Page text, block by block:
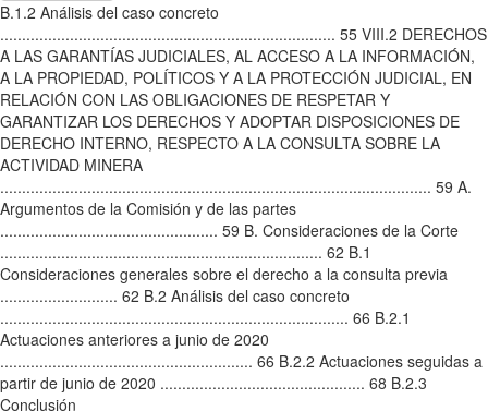
B.1.2 Análisis del caso concreto
............................................................................. 55 VIII.2 DERECHOS
A LAS GARANTÍAS JUDICIALES, AL ACCESO A LA INFORMACIÓN,
A LA PROPIEDAD, POLÍTICOS Y A LA PROTECCIÓN JUDICIAL, EN
RELACIÓN CON LAS OBLIGACIONES DE RESPETAR Y
GARANTIZAR LOS DERECHOS Y ADOPTAR DISPOSICIONES DE
DERECHO INTERNO, RESPECTO A LA CONSULTA SOBRE LA
ACTIVIDAD MINERA
................................................................................................... 59 A.
Argumentos de la Comisión y de las partes
.................................................. 59 B. Consideraciones de la Corte
.......................................................................... 62 B.1
Consideraciones generales sobre el derecho a la consulta previa
........................... 62 B.2 Análisis del caso concreto
................................................................................ 66 B.2.1
Actuaciones anteriores a junio de 2020
.......................................................... 66 B.2.2 Actuaciones seguidas a
partir de junio de 2020 ............................................... 68 B.2.3
Conclusión